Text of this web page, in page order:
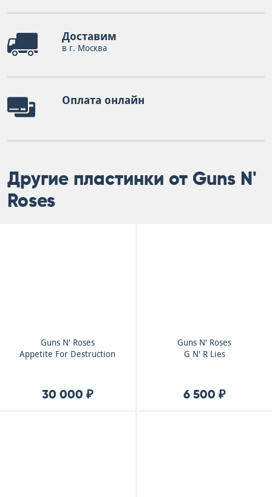
Доставим
в г. Москва
Оплата онлайн
Другие пластинки от Guns N'
Roses
Guns N' Roses
Appetite For Destruction
30 000 ₽
Guns N' Roses
G N' R Lies
6 500 ₽